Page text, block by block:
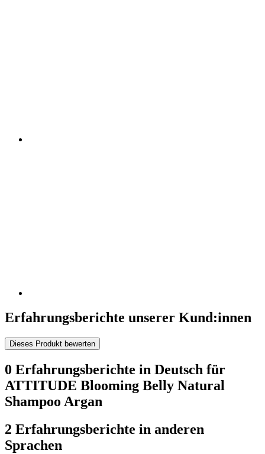
Erfahrungsberichte unserer Kund:innen
Dieses Produkt bewerten
0 Erfahrungsberichte in Deutsch für
ATTITUDE Blooming Belly Natural
Shampoo Argan
2 Erfahrungsberichte in anderen
Sprachen